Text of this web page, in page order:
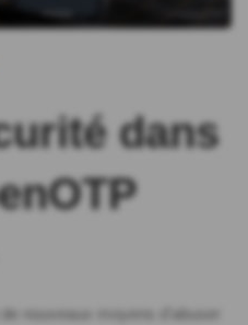
dans
nouveaux moyens d'abuser